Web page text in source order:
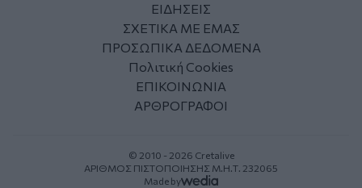
ΕΙΔΗΣΕΙΣ
ΣΧΕΤΙΚΑ ΜΕ ΕΜΑΣ
ΠΡΟΣΩΠΙΚΑ ΔΕΔΟΜΕΝΑ
Πολιτική Cookies
ΕΠΙΚΟΙΝΩΝΙΑ
ΑΡΘΡΟΓΡΑΦΟΙ
© 2010 - 2026 Cretalive
ΑΡΙΘΜΟΣ ΠΙΣΤΟΠΟΙΗΣΗΣ Μ.Η.Τ. 232065
Made by